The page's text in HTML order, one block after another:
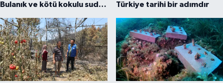
Bulanık ve kötü kokulu suda
Türkiye tarihi bir adımdır